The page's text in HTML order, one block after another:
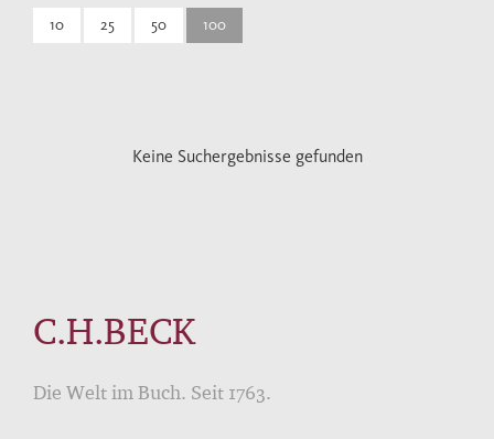
10 25 50 100
Keine Suchergebnisse gefunden
C.H.BECK
Die Welt im Buch. Seit 1763.